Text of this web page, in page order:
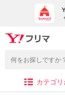
カテゴ